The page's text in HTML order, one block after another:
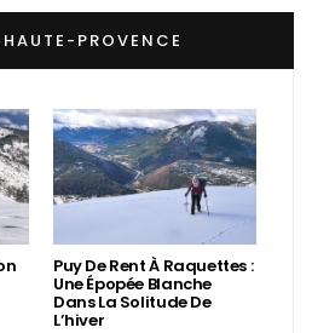
PROVENCE
Puy De Rent À Raquettes :
Une Épopée Blanche
Dans La Solitude De
L’hiver